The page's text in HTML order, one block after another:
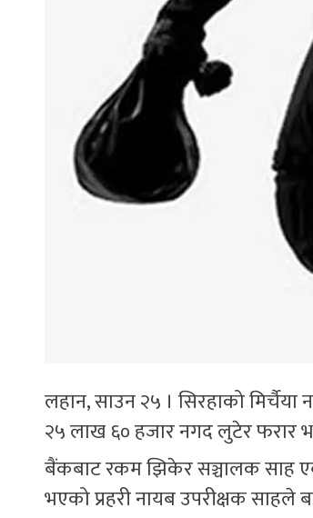
लहान, साउन २५ । सिरहाको
२५ लाख ६० हजार नगद लुटेर फरार
बैंकबाट रकम झिकेर सञ्चालक साह
भएको प्रहरी नायब उपरीक्षक साहले